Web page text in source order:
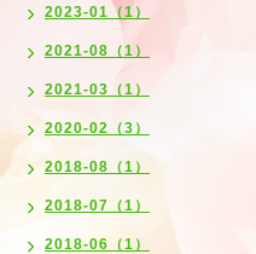
2023-01（1）
2021-08（1）
2021-03（1）
2020-02（3）
2018-08（1）
2018-07（1）
2018-06（1）